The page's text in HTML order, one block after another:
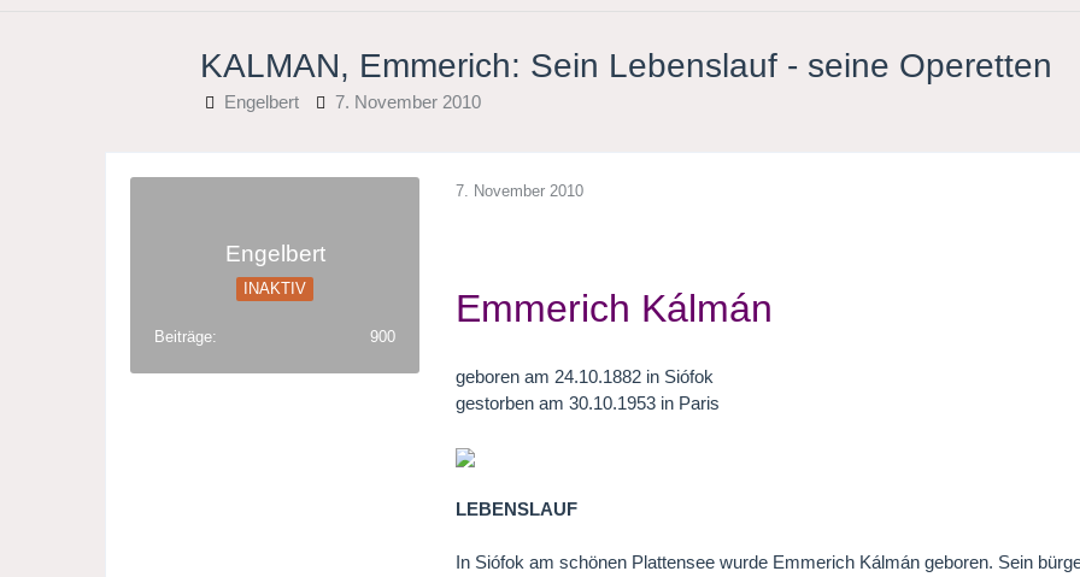
KALMAN, Emmerich: Sein Lebenslauf - seine Operetten
Engelbert 7. November 2010
Engelbert
INAKTIV
Beiträge 900
7. November 2010
Emmerich Kálmán
geboren am 24.10.1882 in Siófok
gestorben am 30.10.1953 in Paris
LEBENSLAUF
In Siófok am schönen Plattensee wurde Emmerich Kálmán geboren. Sein